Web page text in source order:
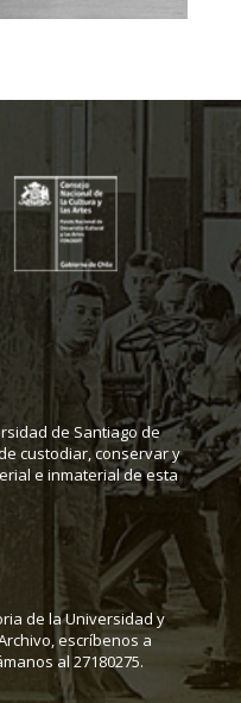
de Santiago de
custodiar, conservar y
e inmaterial de esta
de la Universidad y
escríbenos a
al 27180275.